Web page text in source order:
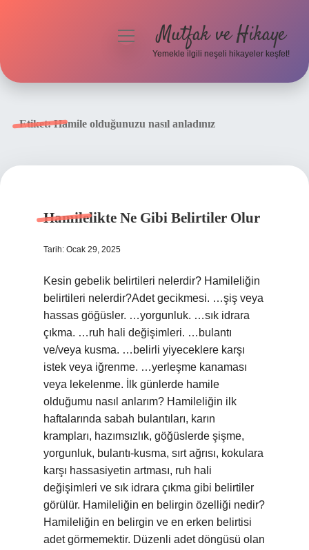
menüyüMutfak ve Hikaye
Yemekle ilgili neşeli hikayeler keşfet!
Etiket:Hamile olduğunuzu nasıl anladınız
Hamilelikte Ne Gibi Belirtiler Olur
Tarih: Ocak 29, 2025
Kesin gebelik belirtileri nelerdir? Hamileliğin
belirtileri nelerdir?Adet gecikmesi. …şiş veya
hassas göğüsler. …yorgunluk. …sık idrara
çıkma. …ruh hali değişimleri. …bulantı
ve/veya kusma. …belirli yiyeceklere karşı
istek veya iğrenme. …yerleşme kanaması
veya lekelenme. İlk günlerde hamile
olduğumu nasıl anlarım? Hamileliğin ilk
haftalarında sabah bulantıları, karın
krampları, hazımsızlık, göğüslerde şişme,
yorgunluk, bulantı-kusma, sırt ağrısı, kokulara
karşı hassasiyetin artması, ruh hali
değişimleri ve sık idrara çıkma gibi belirtiler
görülür. Hamileliğin en belirgin özelliği nedir?
Hamileliğin en belirgin ve en erken belirtisi
adet görmemektir. Düzenli adet döngüsü olan